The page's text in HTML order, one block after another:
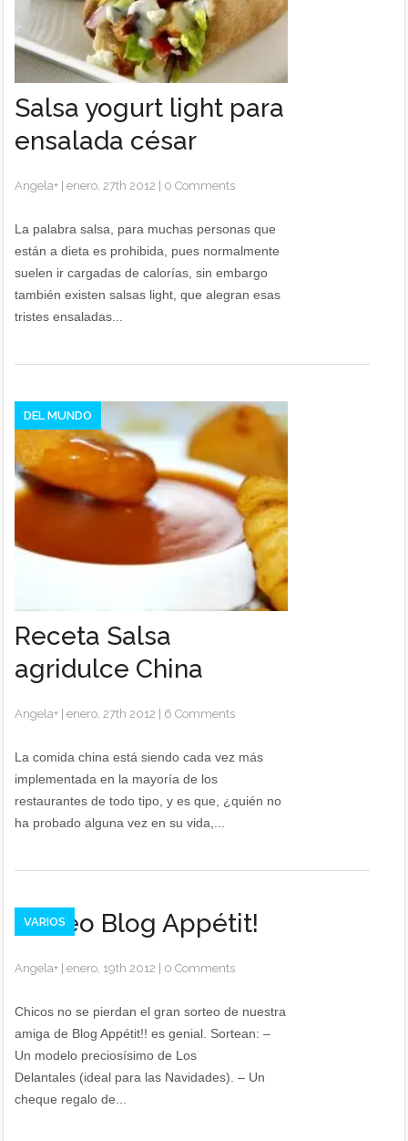
Salsa yogurt light para
ensalada césar
Angela+ |enero, 27th 2012 0 Comments
La palabra salsa, para muchas personas que
están a dieta es prohibida, pues normalmente
suelen ir cargadas de calorías, sin embargo
también existen salsas light, que alegran esas
tristes ensaladas...
DEL MUNDO
Receta Salsa
agridulce China
Angela+ |enero, 27th 2012 6 Comments
La comida china está siendo cada vez más
implementada en la mayoría de los
restaurantes de todo tipo, y es que, ¿quién no
ha probado alguna vez en su vida,...
VARIOS
Sorteo Blog Appétit!
Angela+ |enero, 19th 2012 0 Comments
Chicos no se pierdan el gran sorteo de nuestra
amiga de Blog Appétit!! es genial. Sortean: –
Un modelo preciosísimo de Los
Delantales (ideal para las Navidades). – Un
cheque regalo de...